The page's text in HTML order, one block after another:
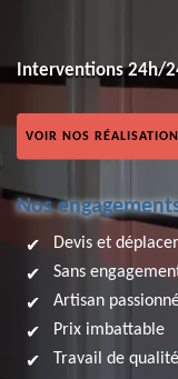
Interventions 24h/
VOIR NOS
Nos
Devis et
Sans
Artisan
Prix imbattable
Travail de qualité